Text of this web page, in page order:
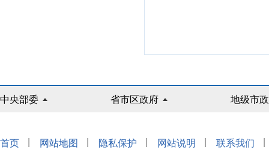
中央部委 省市区政府 地级市
首页 | 网站地图 | 隐私保护 | 网站说明 | 联系我们 |